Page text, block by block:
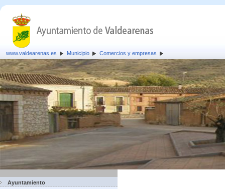
www.valdearenas.es Municipio Comercios y empresas
Ayuntamiento